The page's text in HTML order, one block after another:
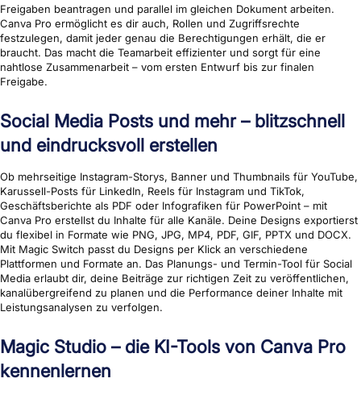
Freigaben beantragen und parallel im gleichen Dokument arbeiten.
Canva Pro ermöglicht es dir auch, Rollen und Zugriffsrechte
festzulegen, damit jeder genau die Berechtigungen erhält, die er
braucht. Das macht die Teamarbeit effizienter und sorgt für eine
nahtlose Zusammenarbeit – vom ersten Entwurf bis zur finalen
Freigabe.
Social Media Posts und mehr – blitzschnell
und eindrucksvoll erstellen
Ob mehrseitige Instagram-Storys, Banner und Thumbnails für YouTube,
Karussell-Posts für LinkedIn, Reels für Instagram und TikTok,
Geschäftsberichte als PDF oder Infografiken für PowerPoint – mit
Canva Pro erstellst du Inhalte für alle Kanäle. Deine Designs exportierst
du flexibel in Formate wie PNG, JPG, MP4, PDF, GIF, PPTX und DOCX.
Mit Magic Switch passt du Designs per Klick an verschiedene
Plattformen und Formate an. Das Planungs- und Termin-Tool für Social
Media erlaubt dir, deine Beiträge zur richtigen Zeit zu veröffentlichen,
kanalübergreifend zu planen und die Performance deiner Inhalte mit
Leistungsanalysen zu verfolgen.
Magic Studio – die KI-Tools von Canva Pro
kennenlernen